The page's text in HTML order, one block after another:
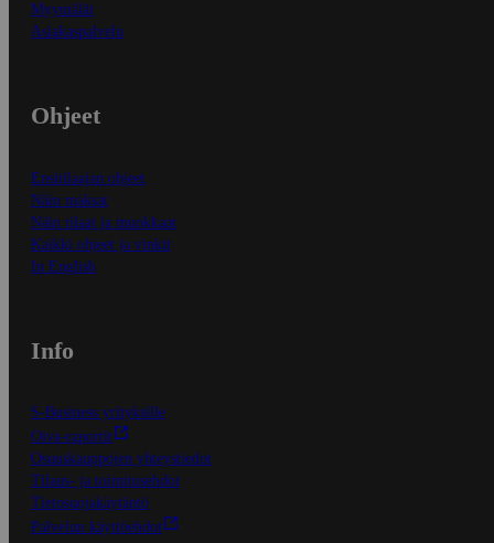
Myymälät
Asiakaspalvelu
Ohjeet
Ensitilaajan ohjeet
Näin maksat
Näin tilaat ja muokkaat
Kaikki ohjeet ja vinkit
In English
Info
S-Business yrityksille
Oiva-raportit
Osuuskauppojen yhteystiedot
Tilaus- ja toimitusehdot
Tietosuojakäytäntö
Palvelun käyttöehdot